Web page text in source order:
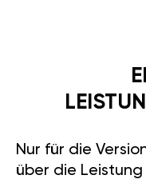
Nur für die
über die Leistung